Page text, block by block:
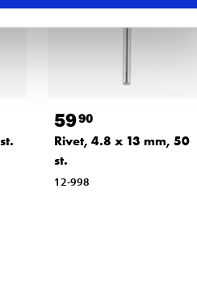
5990
Rivet, 4.8 x 13 mm, 50
st.
12-998